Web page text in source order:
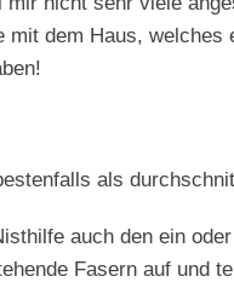
mit dem Haus,
als
auch den ein
Fasern auf und